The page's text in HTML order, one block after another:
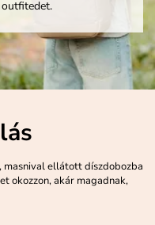
outfitedet.
ellátott díszdobozba
okozzon, akár magadnak,